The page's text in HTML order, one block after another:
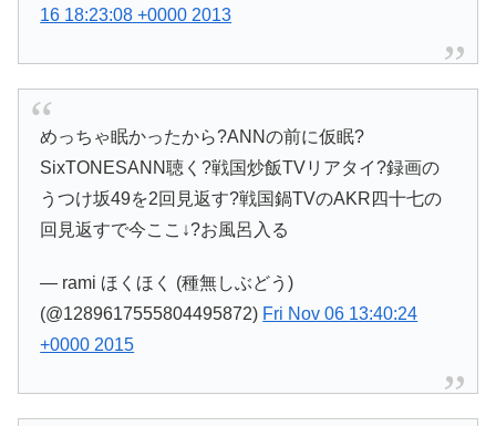
16 18:23:08 +0000 2013
めっちゃ眠かったから?ANNの前に仮眠?
SixTONESANN聴く?戦国炒飯TVリアタイ?録画の
うつけ坂49を2回見返す?戦国鍋TVのAKR四十七の
回見返すで今ここ↓?お風呂入る
— rami ほくほく (種無しぶどう)
(@1289617555804495872) Fri Nov 06 13:40:24
+0000 2015